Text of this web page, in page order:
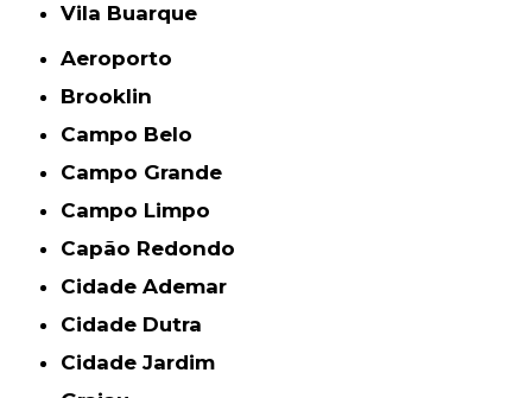
Vila Buarque
Aeroporto
Brooklin
Campo Belo
Campo Grande
Campo Limpo
Capão Redondo
Cidade Ademar
Cidade Dutra
Cidade Jardim